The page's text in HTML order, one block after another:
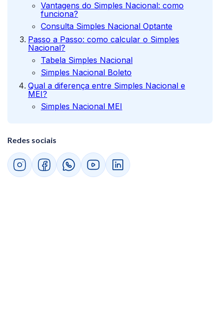
Vantagens do Simples Nacional: como
funciona?
Consulta Simples Nacional Optante
Passo a Passo: como calcular o Simples
Nacional?
Tabela Simples Nacional
Simples Nacional Boleto
Qual a diferença entre Simples Nacional e
MEI?
Simples Nacional MEI
Redes sociais